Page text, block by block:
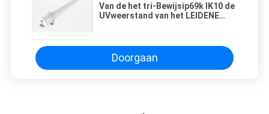
Van de het tri-Bewijsip69k IK10 de
UVweerstand van het LEIDENE
Doorgaan